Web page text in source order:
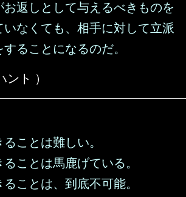
お返しとして与えるべきものを
いなくても、相手に対して立派
ることになるのだ。
ント ）
ことは難しい。
ことは馬鹿げている。
ことは、到底不可能。